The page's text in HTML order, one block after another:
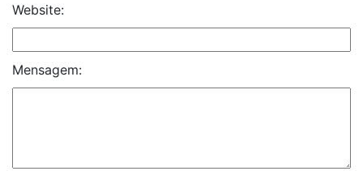
Website:
Mensagem: